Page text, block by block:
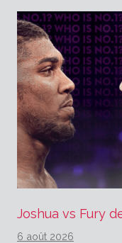
Joshua vs Fury
6 août 2026